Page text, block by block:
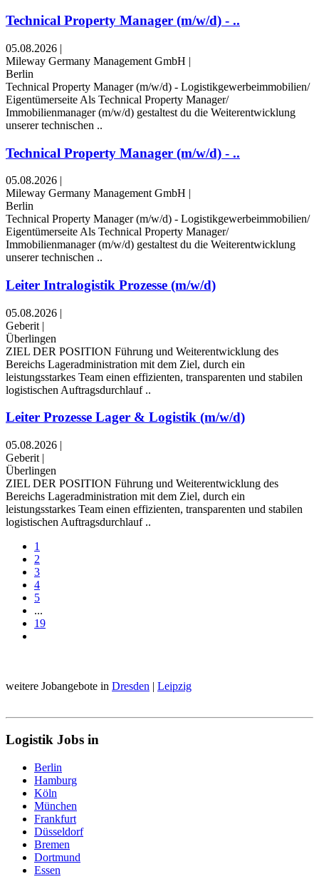
Technical Property Manager (m/w/d) - ..
05.08.2026 |
Mileway Germany Management GmbH |
Berlin
Technical Property Manager (m/w/d) - Logistikgewerbeimmobilien/
Eigentümerseite Als Technical Property Manager/
Immobilienmanager (m/w/d) gestaltest du die Weiterentwicklung
unserer technischen ..
Technical Property Manager (m/w/d) - ..
05.08.2026 |
Mileway Germany Management GmbH |
Berlin
Technical Property Manager (m/w/d) - Logistikgewerbeimmobilien/
Eigentümerseite Als Technical Property Manager/
Immobilienmanager (m/w/d) gestaltest du die Weiterentwicklung
unserer technischen ..
Leiter Intralogistik Prozesse (m/w/d)
05.08.2026 |
Geberit |
Überlingen
ZIEL DER POSITION Führung und Weiterentwicklung des
Bereichs Lageradministration mit dem Ziel, durch ein
leistungsstarkes Team einen effizienten, transparenten und stabilen
logistischen Auftragsdurchlauf ..
Leiter Prozesse Lager & Logistik (m/w/d)
05.08.2026 |
Geberit |
Überlingen
ZIEL DER POSITION Führung und Weiterentwicklung des
Bereichs Lageradministration mit dem Ziel, durch ein
leistungsstarkes Team einen effizienten, transparenten und stabilen
logistischen Auftragsdurchlauf ..
1
2
3
4
5
...
19
weitere Jobangebote in Dresden | Leipzig
Logistik Jobs in
Berlin
Hamburg
Köln
München
Frankfurt
Düsseldorf
Bremen
Dortmund
Essen